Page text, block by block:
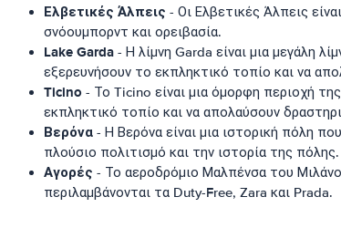
Ελβετικές Άλπεις - Οι Ελβετικές Άλπεις
σνόουμπορντ και ορειβασία.
Lake Garda - Η λίμνη Garda είναι μια μεγάλη
εξερευνήσουν το εκπληκτικό τοπίο και να
Ticino - Το Ticino είναι μια όμορφη περιοχή
εκπληκτικό τοπίο και να απολαύσουν
Βερόνα - Η Βερόνα είναι μια ιστορική πόλη
πλούσιο πολιτισμό και την ιστορία της
Αγορές - Το αεροδρόμιο Μαλπένσα του
περιλαμβάνονται τα Duty-Free, Zara και Prada.